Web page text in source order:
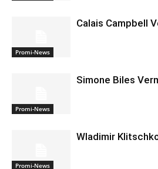
Promi-News
Calais Campbell
Promi-News
Simone Biles
Promi-News
Wladimir